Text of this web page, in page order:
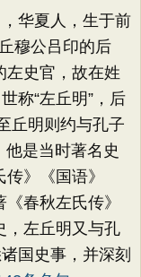
华夏人，生于前
穆公吕印的后
左史官，故在姓
称“左丘明”，后
丘明则约与孔子
他是当时著名史
》《国语》
春秋左氏传》
，左丘明又与孔
国史事，并深刻